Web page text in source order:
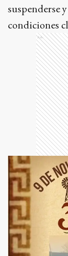
suspenderse
condiciones
Ads